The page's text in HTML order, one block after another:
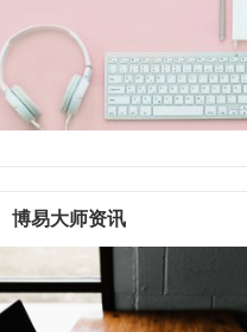
博易大师资讯